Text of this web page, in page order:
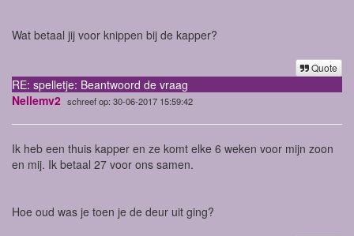
Wat betaal jij voor knippen bij de kapper?
Quote
RE: spelletje: Beantwoord de vraag
Nellemv2 schreef op: 30-06-2017 15:59:42
Ik heb een thuis kapper en ze komt elke 6 weken voor mijn zoon
en mij. Ik betaal 27 voor ons samen.
Hoe oud was je toen je de deur uit ging?